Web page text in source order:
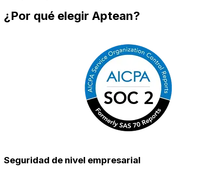
¿Por qué elegir Aptean?
Seguridad de nivel empresarial